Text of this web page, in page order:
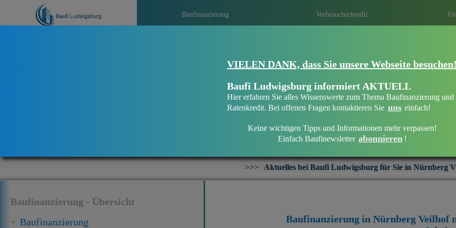
Baufinanzierung Verbraucherkredit
Eine Immobilien­finanzierung bei Baufi
persönliche und individuelle Beratung die
Mit regionalen Banken in Ihrer Region
Aktuelles bei Baufi Ludwigsburg für Sie in Nürnberg Veilhof: +++
Baufinanzierung - Übersicht
Baufinanzierung
VIELEN DANK, dass Sie unsere Webseite besuchen!
Baufi Ludwigsburg informiert AKTUELL
Hier erfahren Sie alles Wissenswerte zum Thema Baufinanzierung und
Ratenkredit. Bei offenen Fragen kontaktieren Sie uns einfach!
Keine wichtigen Tipps und Informationen mehr verpassen!
Einfach Baufinewsletter abonnieren !
Baufinanzierung in Nürnberg Veilhof